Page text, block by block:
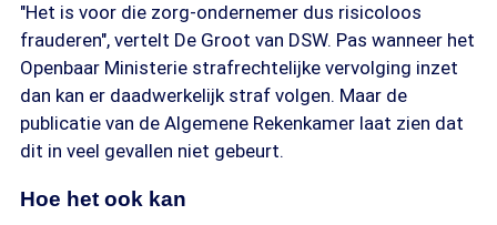
"Het is voor die zorg-ondernemer dus risicoloos
frauderen", vertelt De Groot van DSW. Pas wanneer het
Openbaar Ministerie strafrechtelijke vervolging inzet
dan kan er daadwerkelijk straf volgen. Maar de
publicatie van de Algemene Rekenkamer laat zien dat
dit in veel gevallen niet gebeurt.
Hoe het ook kan